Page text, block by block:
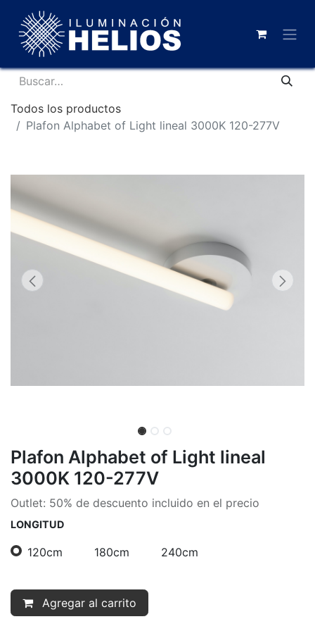
Todos los productos
Plafon Alphabet of Light lineal 3000K 120-277V
Plafon Alphabet of Light lineal
3000K 120-277V
Outlet: 50% de descuento incluido en el precio
LONGITUD
120cm 180cm 240cm
Agregar al carrito